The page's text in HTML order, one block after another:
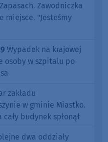
Zawodniczka
miejsce. "Jesteśmy
Wypadek na krajowej
osoby w szpitalu po
zakładu
w gminie Miastko.
budynek spłonął
dwa oddziały